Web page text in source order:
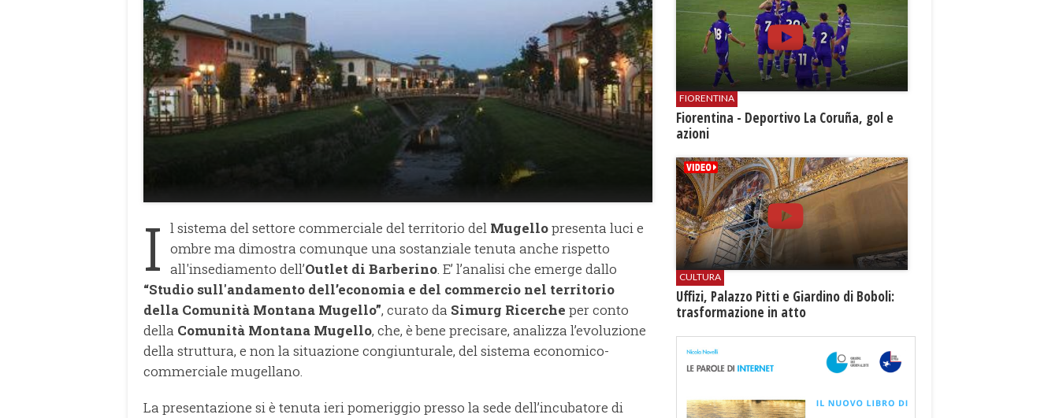
I l sistema del settore commerciale del territorio del Mugellopresenta luci e
ombre ma dimostra comunque una sostanziale tenuta anche rispetto
all'insediamento dell’Outlet di Barberino. E’ l’analisi che emerge dallo
“Studio sull'andamento dell’economia e del commercio nel territorio
della Comunità Montana Mugello”, curato da Simurg Ricerche per conto
della Comunità Montana Mugello, che, è bene precisare, analizza l’evoluzione
della struttura, e non la situazione congiunturale, del sistema economico-
commerciale mugellano.
La presentazione si è tenuta ieri pomeriggio presso la sede dell’incubatore di
FIORENTINA
Fiorentina - Deportivo La Coruña, gol e
azioni
CULTURA
Uffizi, Palazzo Pitti e Giardino di Boboli:
trasformazione in atto